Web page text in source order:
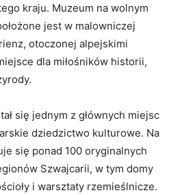
kraju. Muzeum na wolnym
jest w malowniczej
otoczonej alpejskimi
dla miłośników historii,
się jednym z głównych miejsc
dziedzictwo kulturowe. Na
się ponad 100 oryginalnych
Szwajcarii, w tym domy
i warsztaty rzemieślnicze.